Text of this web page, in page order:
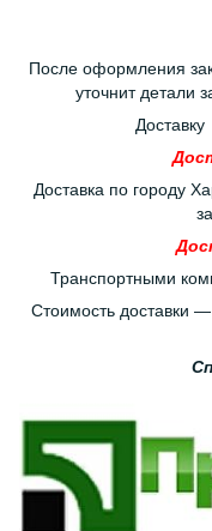
После оформления
уточнит детали
Доставка по городу
Транспортными
Стоимость доставки